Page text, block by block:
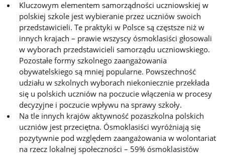
Kluczowym elementem samorządności uczniowskiej w
polskiej szkole jest wybieranie przez uczniów swoich
przedstawicieli. Te praktyki w Polsce są częstsze niż w
innych krajach – prawie wszyscy ósmoklasiści głosowali
w wyborach przedstawicieli samorządu uczniowskiego.
Pozostałe formy szkolnego zaangażowania
obywatelskiego są mniej popularne. Powszechność
udziału w szkolnych wyborach niekoniecznie przekłada
się u polskich uczniów na poczucie włączenia w procesy
decyzyjne i poczucie wpływu na sprawy szkoły.
Na tle innych krajów aktywność pozaszkolna polskich
uczniów jest przeciętna. Ósmoklasiści wyróżniają się
pozytywnie pod względem zaangażowania w wolontariat
na rzecz lokalnej społeczności – 59% ósmoklasistów